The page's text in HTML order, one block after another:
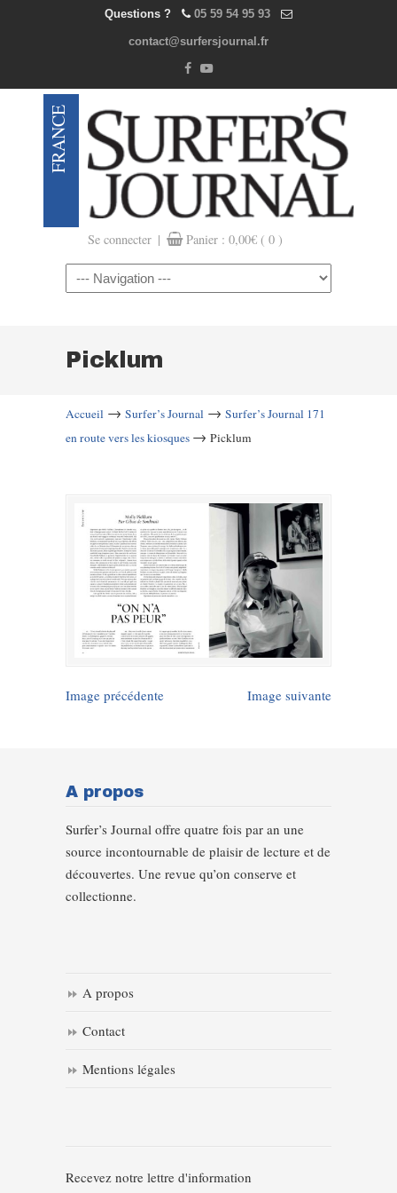
Questions ? 05 59 54 95 93
contact@surfersjournal.fr
Se connecter | Panier : 0,00€ ( 0 )
Navigation
Picklum
Accueil → Surfer’s Journal → Surfer’s Journal 171
en route vers les kiosques → Picklum
Image précédente Image suivante
A propos
Surfer’s Journal offre quatre fois par an une
source incontournable de plaisir de lecture et de
découvertes. Une revue qu’on conserve et
collectionne.
A propos
Contact
Mentions légales
Recevez notre lettre d'information